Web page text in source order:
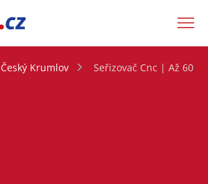
Český Krumlov Seřizovač Cnc | Až 60